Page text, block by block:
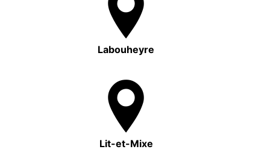
Labouheyre
Lit-et-Mixe